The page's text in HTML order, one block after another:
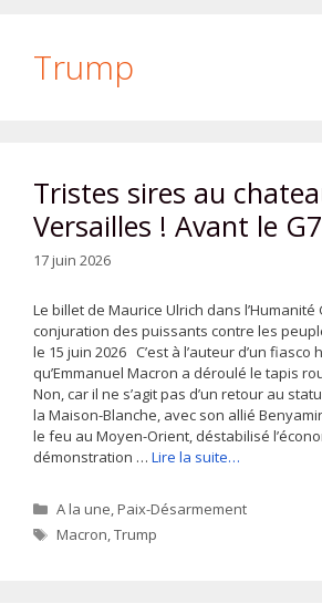
Trump
Tristes sires au
Versailles ! Avant le
17 juin 2026
Le billet de Maurice Ulrich dans l’Humanité
conjuration des puissants contre les
le 15 juin 2026 C’est à l’auteur d’un
qu’Emmanuel Macron a déroulé le tapis
Non, car il ne s’agit pas d’un retour au
la Maison-Blanche, avec son allié
le feu au Moyen-Orient, déstabilisé
démonstration … Lire la suite…
Catégories
A la une,Paix-Désarmement
Étiquettes
Macron,Trump